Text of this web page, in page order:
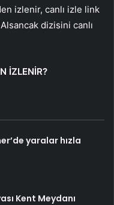
izlenir, canlı izle link
Alsancak dizisini canlı
İZLENİR?
yaralar hızla
Kent Meydanı